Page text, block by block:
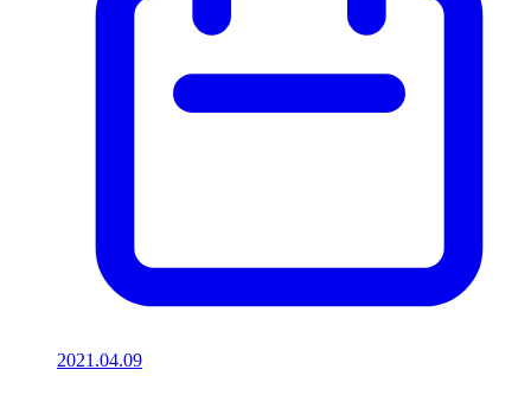
2021.04.09